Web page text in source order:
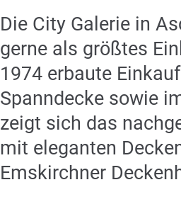
Die City Galerie in
gerne als größtes
1974 erbaute
Spanndecke sowie
zeigt sich das
mit eleganten
Emskirchner